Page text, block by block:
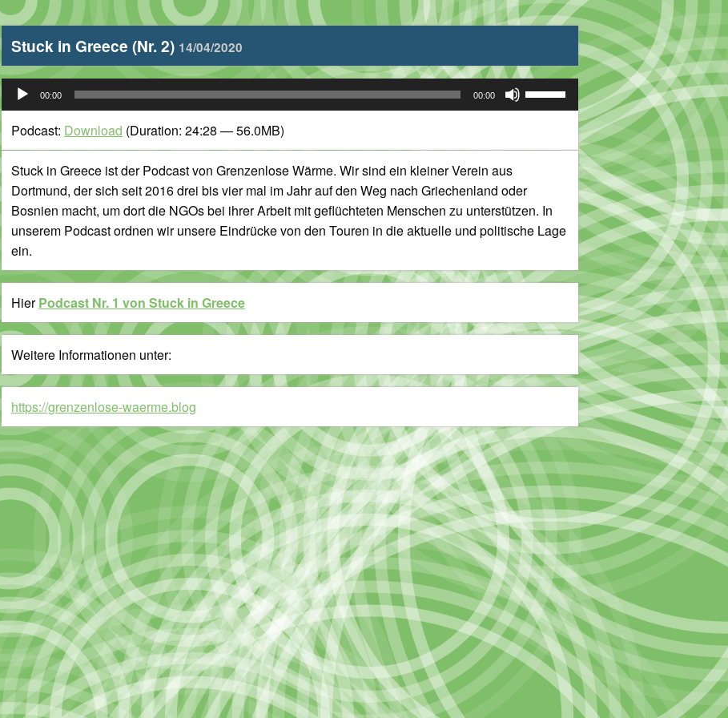
Stuck in Greece (Nr. 2) 14/04/2020
Audio-
Player
00:00 00:00
Pfeiltasten
Hoch/Runter
benutzen,
Lautstärke
Podcast: Download (Duration: 24:28 — 56.0MB)
Stuck in Greece ist der Podcast von Grenzenlose Wärme. Wir sind ein kleiner Verein aus
Dortmund, der sich seit 2016 drei bis vier mal im Jahr auf den Weg nach Griechenland oder
Bosnien macht, um dort die NGOs bei ihrer Arbeit mit geflüchteten Menschen zu unterstützen. In
unserem Podcast ordnen wir unsere Eindrücke von den Touren in die aktuelle und politische Lage
ein.
HierPodcast Nr. 1 von Stuck in Greece
Weitere Informationen unter:
https://grenzenlose-waerme.blog